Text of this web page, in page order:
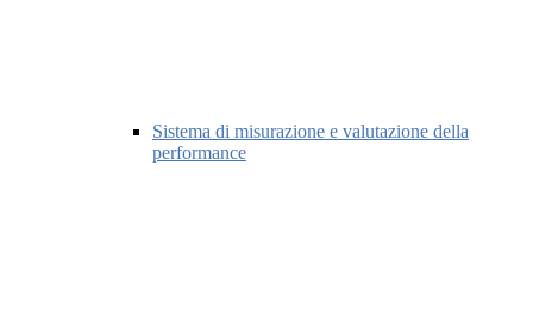
Sistema di misurazione e valutazione della
performance